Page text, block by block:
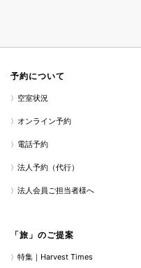
予約について
空室状況
オンライン予約
電話予約
法人予約（代行）
法人会員ご担当者様へ
「旅」のご提案
特集｜Harvest Times